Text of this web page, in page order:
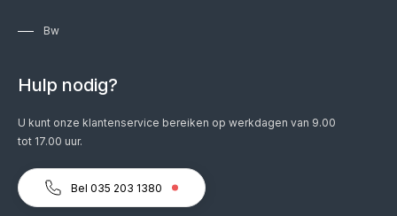
Bw
Hulp nodig?
U kunt onze klantenservice bereiken op werkdagen van 9.00
tot 17.00 uur.
Bel 035 203 1380